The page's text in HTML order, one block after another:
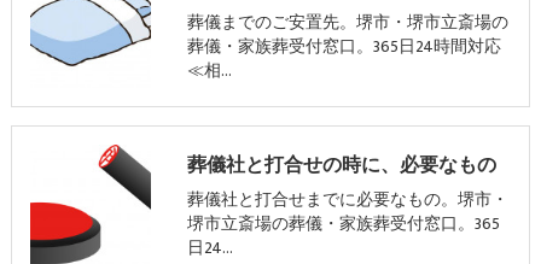
葬儀までのご安置先。堺市・堺市立斎場の
葬儀・家族葬受付窓口。365日24時間対応
≪相…
葬儀社と打合せの時に、必要なもの
葬儀社と打合せまでに必要なもの。堺市・
堺市立斎場の葬儀・家族葬受付窓口。365
日24…